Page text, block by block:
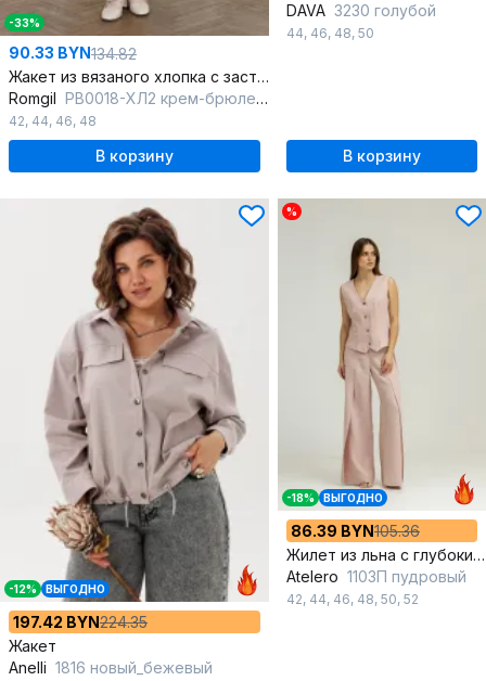
-33%
90.33 BYN134.82
Жакет из вязаного хлопка с застёжкой на пуговицы
Romgil РВ0018-ХЛ2 крем-брюле,бледно-голубой
42, 44, 46, 48
В корзину
DAVA 3230 голубой
44, 46, 48, 50
В корзину
-12% ВЫГОДНО
197.42 BYN224.35
Жакет
Anelli 1816 новый_бежевый
%
-18% ВЫГОДНО
86.39 BYN105.36
Жилет из льна с глубоким вырезом и пуговицами
Atelero 1103П пудровый
42, 44, 46, 48, 50, 52